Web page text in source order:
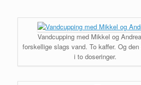
Vandcupping med Mikkel og
forskellige slags vand. To kaffer. Og
i to doseringer.